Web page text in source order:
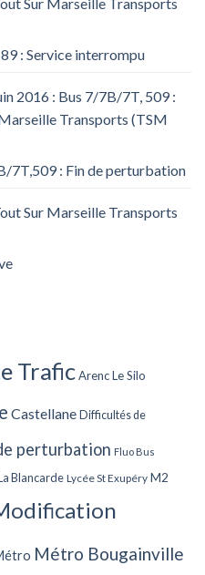
Sur Marseille Transports
: Service interrompu
2016 : Bus 7/7B/7T, 509 :
Transports (TSM
7T,509 : Fin de perturbation
Sur Marseille Transports
TraficArenc Le Silo
Castellane Difficultés de
perturbation Fluo Bus
Blancarde Lycée St Exupéry M2
Métro Bougainville